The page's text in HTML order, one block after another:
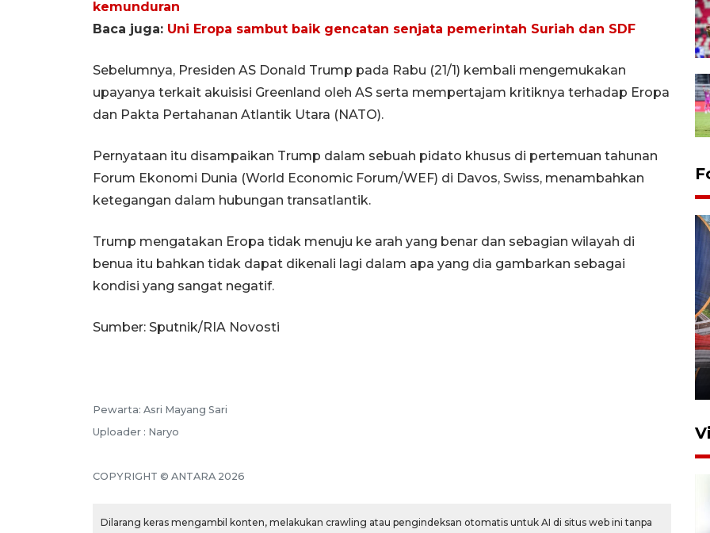
kemunduran
Baca juga: Uni Eropa sambut baik gencatan senjata pemerintah Suriah dan SDF
Sebelumnya, Presiden AS Donald Trump pada Rabu (21/1) kembali mengemukakan
upayanya terkait akuisisi Greenland oleh AS serta mempertajam kritiknya terhadap Eropa
dan Pakta Pertahanan Atlantik Utara (NATO).
Pernyataan itu disampaikan Trump dalam sebuah pidato khusus di pertemuan tahunan
Forum Ekonomi Dunia (World Economic Forum/WEF) di Davos, Swiss, menambahkan
ketegangan dalam hubungan transatlantik.
Trump mengatakan Eropa tidak menuju ke arah yang benar dan sebagian wilayah di
benua itu bahkan tidak dapat dikenali lagi dalam apa yang dia gambarkan sebagai
kondisi yang sangat negatif.
Sumber: Sputnik/RIA Novosti
Pewarta: Asri Mayang Sari
Uploader : Naryo
COPYRIGHT © ANTARA 2026
Dilarang keras mengambil konten, melakukan crawling atau pengindeksan otomatis untuk AI di situs web ini tanpa